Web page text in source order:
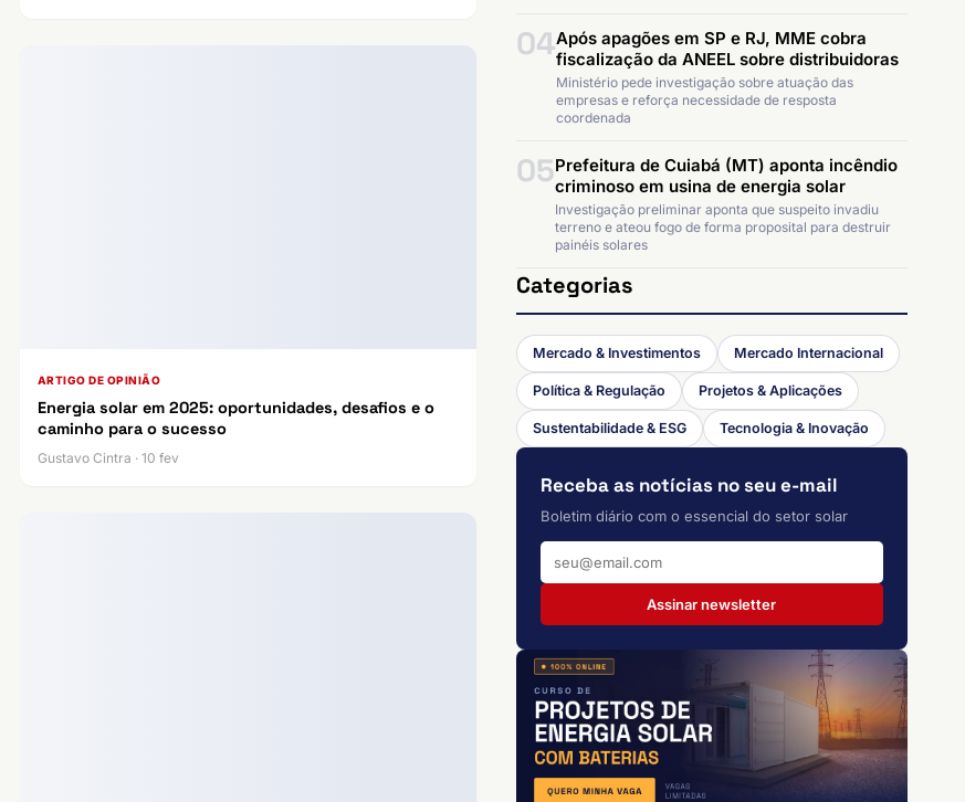
ARTIGO DE OPINIÃO
Energia solar em 2025: oportunidades, desafios e o
caminho para o sucesso
Gustavo Cintra · 10 fev
04Após apagões em SP e RJ, MME cobra
fiscalização da ANEEL sobre distribuidoras
Ministério pede investigação sobre atuação das
empresas e reforça necessidade de resposta
coordenada
05Prefeitura de Cuiabá (MT) aponta incêndio
criminoso em usina de energia solar
Investigação preliminar aponta que suspeito invadiu
terreno e ateou fogo de forma proposital para destruir
painéis solares
Categorias
Mercado & Investimentos Mercado Internacional
Política & Regulação Projetos & Aplicações
Sustentabilidade & ESG Tecnologia & Inovação
Receba as notícias no seu e-mail
Boletim diário com o essencial do setor solar
Assinar newsletter